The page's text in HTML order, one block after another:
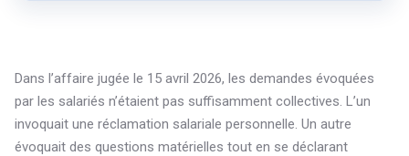
Dans l’affaire jugée le 15 avril 2026, les demandes évoquées
par les salariés n’étaient pas suffisamment collectives. L’un
invoquait une réclamation salariale personnelle. Un autre
évoquait des questions matérielles tout en se déclarant